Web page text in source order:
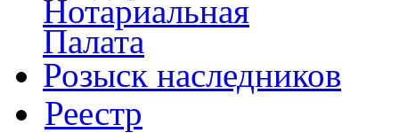
Нотариальная
Палата
Розыск наследников
Реестр